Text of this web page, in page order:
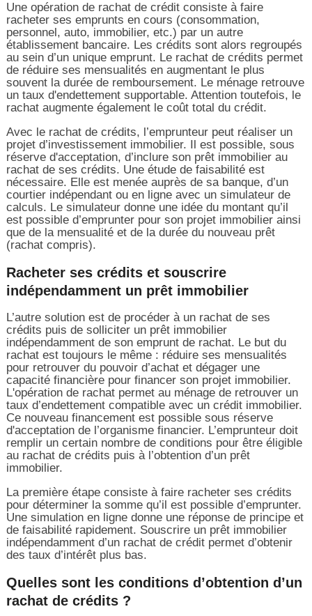
Une opération de rachat de crédit consiste à faire
racheter ses emprunts en cours (consommation,
personnel, auto, immobilier, etc.) par un autre
établissement bancaire. Les crédits sont alors regroupés
au sein d’un unique emprunt. Le rachat de crédits permet
de réduire ses mensualités en augmentant le plus
souvent la durée de remboursement. Le ménage retrouve
un taux d'endettement supportable. Attention toutefois, le
rachat augmente également le coût total du crédit.
Avec le rachat de crédits, l’emprunteur peut réaliser un
projet d’investissement immobilier. Il est possible, sous
réserve d'acceptation, d’inclure son prêt immobilier au
rachat de ses crédits. Une étude de faisabilité est
nécessaire. Elle est menée auprès de sa banque, d’un
courtier indépendant ou en ligne avec un simulateur de
calculs. Le simulateur donne une idée du montant qu’il
est possible d’emprunter pour son projet immobilier ainsi
que de la mensualité et de la durée du nouveau prêt
(rachat compris).
Racheter ses crédits et souscrire
indépendamment un prêt immobilier
L’autre solution est de procéder à un rachat de ses
crédits puis de solliciter un prêt immobilier
indépendamment de son emprunt de rachat. Le but du
rachat est toujours le même : réduire ses mensualités
pour retrouver du pouvoir d’achat et dégager une
capacité financière pour financer son projet immobilier.
L'opération de rachat permet au ménage de retrouver un
taux d’endettement compatible avec un crédit immobilier.
Ce nouveau financement est possible sous réserve
d'acceptation de l’organisme financier. L’emprunteur doit
remplir un certain nombre de conditions pour être éligible
au rachat de crédits puis à l’obtention d’un prêt
immobilier.
La première étape consiste à faire racheter ses crédits
pour déterminer la somme qu’il est possible d’emprunter.
Une simulation en ligne donne une réponse de principe et
de faisabilité rapidement. Souscrire un prêt immobilier
indépendamment d’un rachat de crédit permet d’obtenir
des taux d’intérêt plus bas.
Quelles sont les conditions d’obtention d’un
rachat de crédits ?